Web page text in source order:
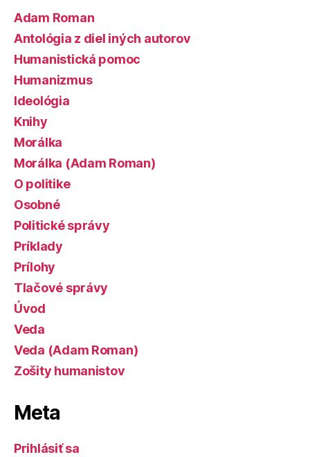
Adam Roman
Antológia z diel iných autorov
Humanistická pomoc
Humanizmus
Ideológia
Knihy
Morálka
Morálka (Adam Roman)
O politike
Osobné
Politické správy
Príklady
Prílohy
Tlačové správy
Úvod
Veda
Veda (Adam Roman)
Zošity humanistov
Meta
Prihlásiť sa